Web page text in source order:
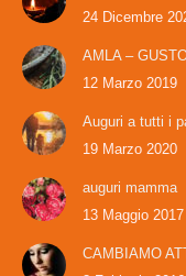
24 Dicembre
AMLA –
12 Marzo 2019
Auguri a tutti i
19 Marzo 2020
auguri mamma
13 Maggio 2017
CAMBIAMO